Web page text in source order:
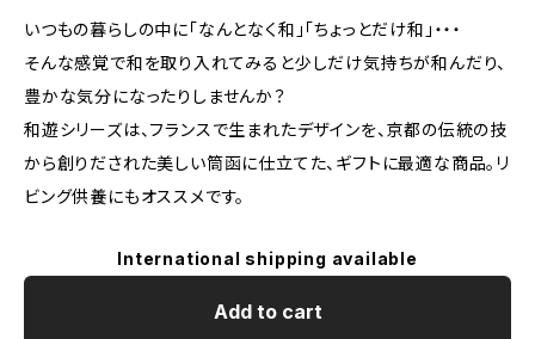
いつもの暮らしの中に「なんとなく和」「ちょっとだけ和」・・・
そんな感覚で和を取り入れてみると少しだけ気持ちが和んだり、
豊かな気分になったりしませんか？
和遊シリーズは、フランスで生まれたデザインを、京都の伝統の技
から創りだされた美しい筒函に仕立てた、ギフトに最適な商品。リ
ビング供養にもオススメです。
International shipping available
Add to cart